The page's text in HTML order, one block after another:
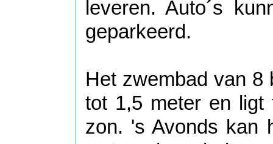
leveren. Auto´s
geparkeerd.
Het zwembad van 8
tot 1,5 meter en
zon. 's Avonds kan